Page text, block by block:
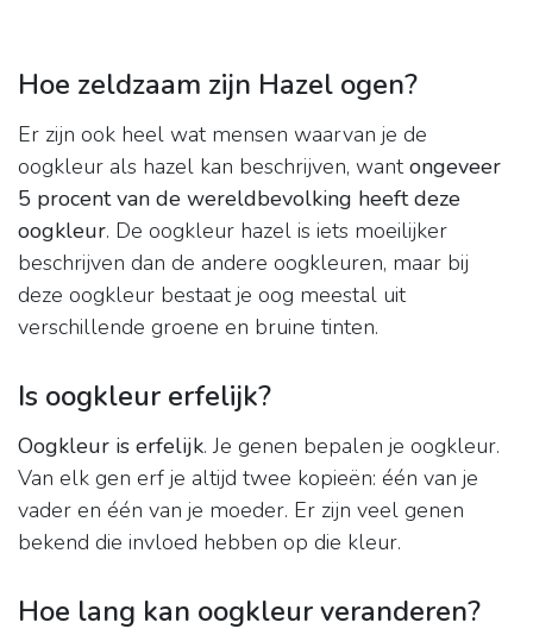
Hoe zeldzaam zijn Hazel ogen?
Er zijn ook heel wat mensen waarvan je de
oogkleur als hazel kan beschrijven, wantongeveer
5 procent van de wereldbevolking heeft deze
oogkleur. De oogkleur hazel is iets moeilijker
beschrijven dan de andere oogkleuren, maar bij
deze oogkleur bestaat je oog meestal uit
verschillende groene en bruine tinten.
Is oogkleur erfelijk?
Oogkleur is erfelijk. Je genen bepalen je oogkleur.
Van elk gen erf je altijd twee kopieën: één van je
vader en één van je moeder. Er zijn veel genen
bekend die invloed hebben op die kleur.
Hoe lang kan oogkleur veranderen?